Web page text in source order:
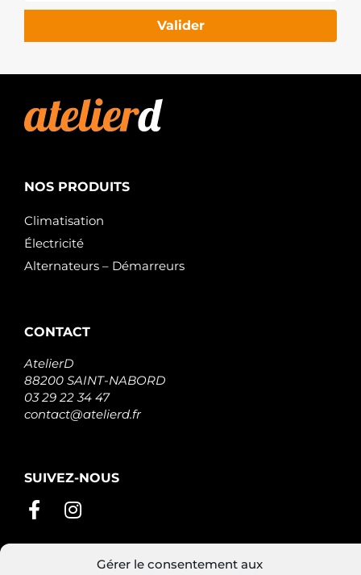
Gérer le consentement aux
Valider
NOS PRODUITS
Climatisation
Électricité
Alternateurs – Démarreurs
CONTACT
AtelierD
88200 SAINT-NABORD
03 29 22 34 47
contact@atelierd.fr
SUIVEZ-NOUS